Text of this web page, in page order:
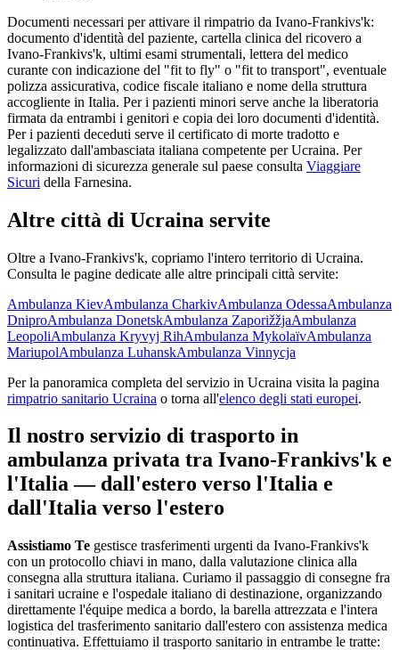
Documenti necessari per attivare il rimpatrio da Ivano-Frankivs'k:
documento d'identità del paziente, cartella clinica del ricovero a
Ivano-Frankivs'k, ultimi esami strumentali, lettera del medico
curante con indicazione del "fit to fly" o "fit to transport", eventuale
polizza assicurativa, codice fiscale italiano e nome della struttura
accogliente in Italia. Per i pazienti minori serve anche la liberatoria
firmata da entrambi i genitori e copia dei loro documenti d'identità.
Per i pazienti deceduti serve il certificato di morte tradotto e
legalizzato dall'ambasciata italiana competente perUcraina. Per
informazioni di sicurezza generale sul paese consulta Viaggiare
Sicuri della Farnesina.
Altre città di Ucraina servite
Oltre a Ivano-Frankivs'k, copriamo l'intero territorio di Ucraina.
Consulta le pagine dedicate alle altre principali città servite:
Ambulanza KievAmbulanza CharkivAmbulanza OdessaAmbulanza
DniproAmbulanza DonetskAmbulanza ZaporižžjaAmbulanza
LeopoliAmbulanza Kryvyj RihAmbulanza MykolaïvAmbulanza
MariupolAmbulanza LuhanskAmbulanza Vinnycja
Per la panoramica completa del servizio in Ucraina visita la pagina
rimpatrio sanitario Ucraina o torna all'elenco degli stati europei.
Il nostro servizio di trasporto in
ambulanza privata tra Ivano-Frankivs'ke
l'Italia — dall'estero verso l'Italia e
dall'Italia verso l'estero
Assistiamo Te gestisce trasferimenti urgenti da Ivano-Frankivs'k
con un protocollo chiavi in mano, dalla valutazione clinica alla
consegna alla struttura italiana. Curiamo il passaggio di consegne fra
i sanitari ucraine e l'ospedale italiano di destinazione, organizzando
direttamente l'équipe medica a bordo, la barella attrezzata e l'intera
logistica del trasferimento sanitario dall'estero con assistenza medica
continuativa. Effettuiamo il trasporto sanitario in entrambe le tratte: